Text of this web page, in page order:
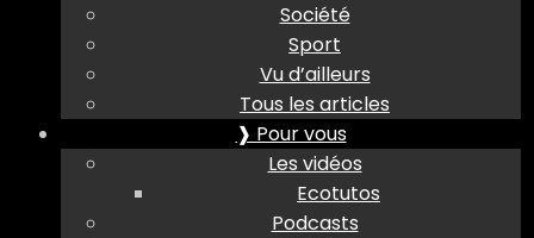
Société
Sport
Vu d’ailleurs
Tous les articles
❱ Pour vous
Les vidéos
Ecotutos
Podcasts